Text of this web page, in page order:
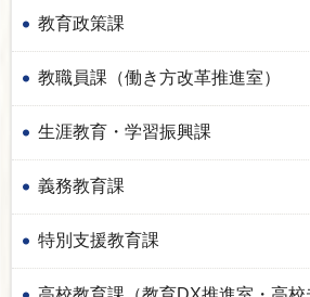
教育政策課
教職員課（働き方改革推進室）
生涯教育・学習振興課
義務教育課
特別支援教育課